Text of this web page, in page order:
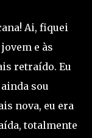
Ai, fiquei
e às
retraído. Eu
sou
nova, eu era
totalmente